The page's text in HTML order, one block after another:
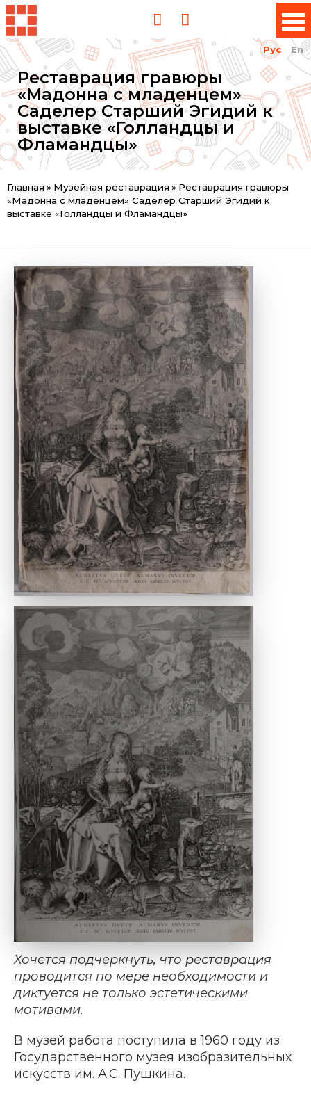
Рус En
Реставрация гравюры
«Мадонна с младенцем»
Саделер Старший Эгидий к
выставке «Голландцы и
Фламандцы»
Вы
здесь
Главная » Музейная реставрация » Реставрация гравюры
«Мадонна с младенцем» Саделер Старший Эгидий к
выставке «Голландцы и Фламандцы»
Хочется подчеркнуть, что реставрация
проводится по мере необходимости и
диктуется не только эстетическими
мотивами.
В музей работа поступила в 1960 году из
Государственного музея изобразительных
искусств им. А.С. Пушкина.